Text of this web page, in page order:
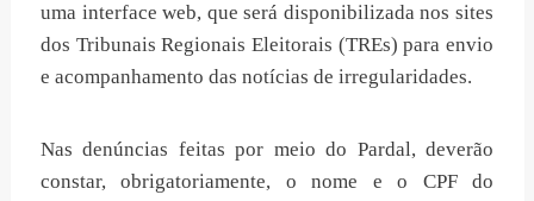
uma interface web, que será disponibilizada nos sites
dos Tribunais Regionais Eleitorais (TREs) para envio
e acompanhamento das notícias de irregularidades.
Nas denúncias feitas por meio do Pardal, deverão
constar, obrigatoriamente, o nome e o CPF do